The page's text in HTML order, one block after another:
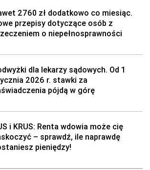
2760 zł dodatkowo co miesiąc.
przepisy dotyczące osób z
o niepełnosprawności
dla lekarzy sądowych. Od 1
2026 r. stawki za
pójdą w górę
i KRUS: Renta wdowia może cię
– sprawdź, ile naprawdę
pieniędzy!